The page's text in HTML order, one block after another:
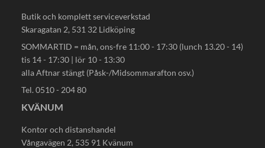
Butik och komplett serviceverkstad
Skaragatan 2, 531 32 Lidköping
SOMMARTID = mån, ons-fre 11:00 - 17:30 (lunch 13.20 - 14)
tis 14 - 17:30 | lör 10 - 13:30
alla Aftnar stängt (Påsk-/Midsommarafton osv.)
Tel. 0510 - 204 80
KVÄNUM
Kontor och distanshandel
Vångavägen 2, 535 91 Kvänum